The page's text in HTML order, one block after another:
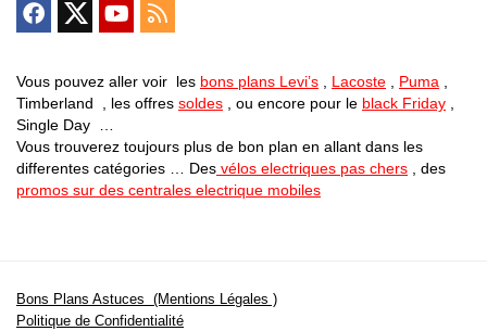
Vous pouvez aller voir les bons plans Levi’s , Lacoste , Puma ,
Timberland , les offres soldes , ou encore pour le black Friday ,
Single Day …
Vous trouverez toujours plus de bon plan en allant dans les
differentes catégories … Des vélos electriques pas chers , des
promos sur des centrales electrique mobiles
Bons Plans Astuces (Mentions Légales )
Politique de Confidentialité